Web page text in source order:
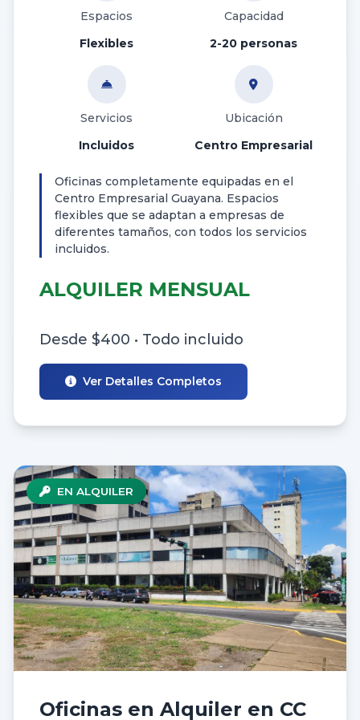
Espacios
Flexibles
Capacidad
2-20 personas
Servicios
Incluidos
Ubicación
Centro Empresarial
Oficinas completamente equipadas en el
Centro Empresarial Guayana. Espacios
flexibles que se adaptan a empresas de
diferentes tamaños, con todos los servicios
incluidos.
ALQUILER MENSUAL
Desde $400 • Todo incluido
Ver Detalles Completos
EN ALQUILER
Oficinas en Alquiler en CC